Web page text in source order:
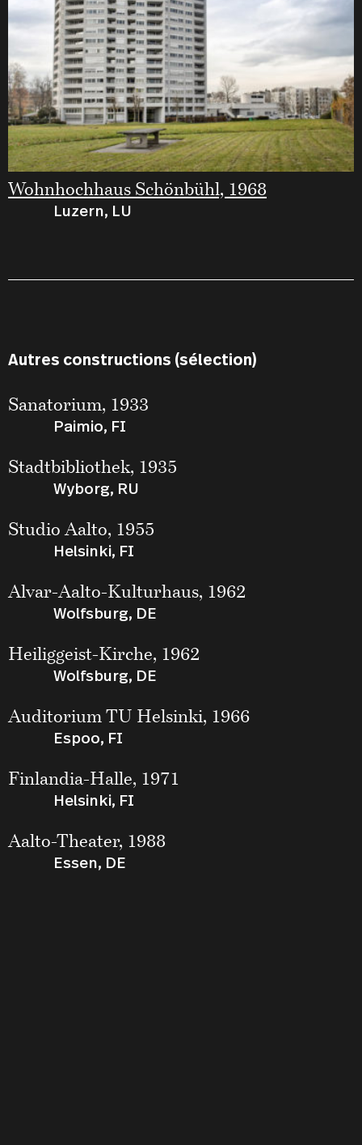
Wohnhochhaus Schönbühl, 1968
Luzern, LU
Autres constructions (sélection)
Sanatorium, 1933
Paimio, FI
Stadtbibliothek, 1935
Wyborg, RU
Studio Aalto, 1955
Helsinki, FI
Alvar-Aalto-Kulturhaus, 1962
Wolfsburg, DE
Heiliggeist-Kirche, 1962
Wolfsburg, DE
Auditorium TU Helsinki, 1966
Espoo, FI
Finlandia-Halle, 1971
Helsinki, FI
Aalto-Theater, 1988
Essen, DE